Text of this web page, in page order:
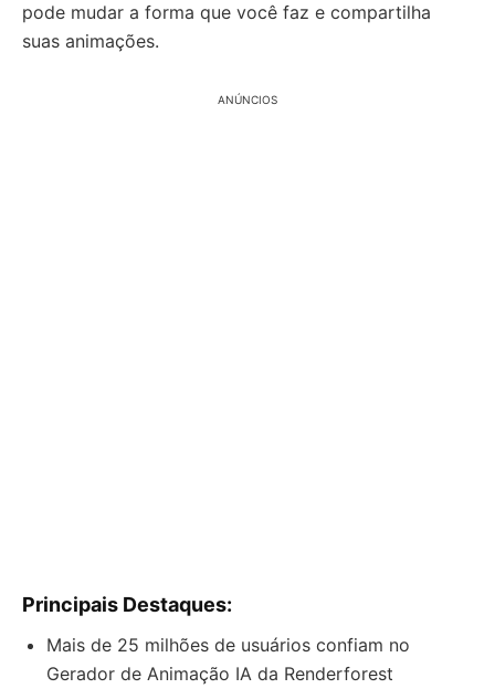
pode mudar a forma que você faz e compartilha
suas animações.
ANÚNCIOS
Principais Destaques:
Mais de 25 milhões de usuários confiam no
Gerador de Animação IA da Renderforest